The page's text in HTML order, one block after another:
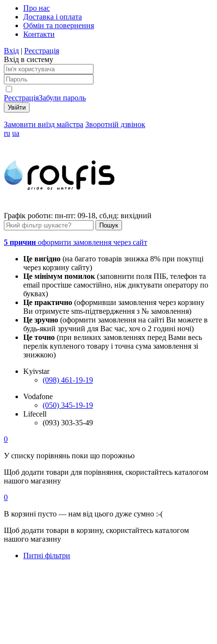
Про нас
Доставка і оплата
Обмін та повернення
Контакти
Вхід | Реєстрація
Вхід в систему
РеєстраціяЗабули пароль
Замовити виїзд майстра Зворотній дзвінок
ru ua
Графік роботи: пн-пт: 09-18, сб,нд: вихідний
5 причин оформити замовлення через сайт
Це вигідно (на багато товарів знижка 8% при покупці
через корзину сайту)
Це мінімум помилок (заповнити поля ПІБ, телефон та
email простіше самостійно, ніж диктувати оператору по
буквах)
Це практично (оформивши замовлення через корзину
Ви отримуєте sms-підтвердження з № замовлення)
Це зручно (оформити замовлення на сайті Ви можете в
будь-який зручний для Вас час, хоч о 2 годині ночі)
Це точно (при великих замовленнях перед Вами весь
перелік купленого товару і точна сума замовлення зі
знижкою)
Kyivstar
(098) 461-19-19
Vodafone
(050) 345-19-19
Lifecell
(093) 303-35-49
0
У списку порівнянь поки що порожньо
Щоб додати товари для порівняння, скористайтесь каталогом
нашого магазину
0
В корзині пусто — нам від цього дуже сумно :-(
Щоб додати товари в корзину, скористайтесь каталогом
нашого магазину
Питні фільтри